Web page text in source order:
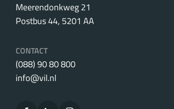
Meerendonkweg 21
Postbus 44, 5201 AA
CONTACT
(088) 90 80 800
info@vil.nl